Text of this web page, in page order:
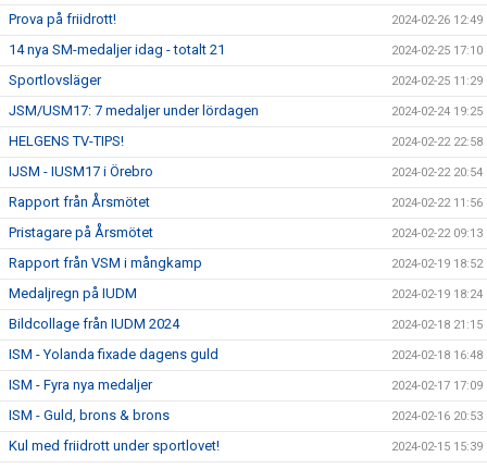
Prova på friidrott! 2024-02-26 12:49
14 nya SM-medaljer idag - totalt 21 2024-02-25 17:10
Sportlovsläger 2024-02-25 11:29
JSM/USM17: 7 medaljer under lördagen 2024-02-24 19:25
HELGENS TV-TIPS! 2024-02-22 22:58
IJSM - IUSM17 i Örebro 2024-02-22 20:54
Rapport från Årsmötet 2024-02-22 11:56
Pristagare på Årsmötet 2024-02-22 09:13
Rapport från VSM i mångkamp 2024-02-19 18:52
Medaljregn på IUDM 2024-02-19 18:24
Bildcollage från IUDM 2024 2024-02-18 21:15
ISM - Yolanda fixade dagens guld 2024-02-18 16:48
ISM - Fyra nya medaljer 2024-02-17 17:09
ISM - Guld, brons & brons 2024-02-16 20:53
Kul med friidrott under sportlovet! 2024-02-15 15:39